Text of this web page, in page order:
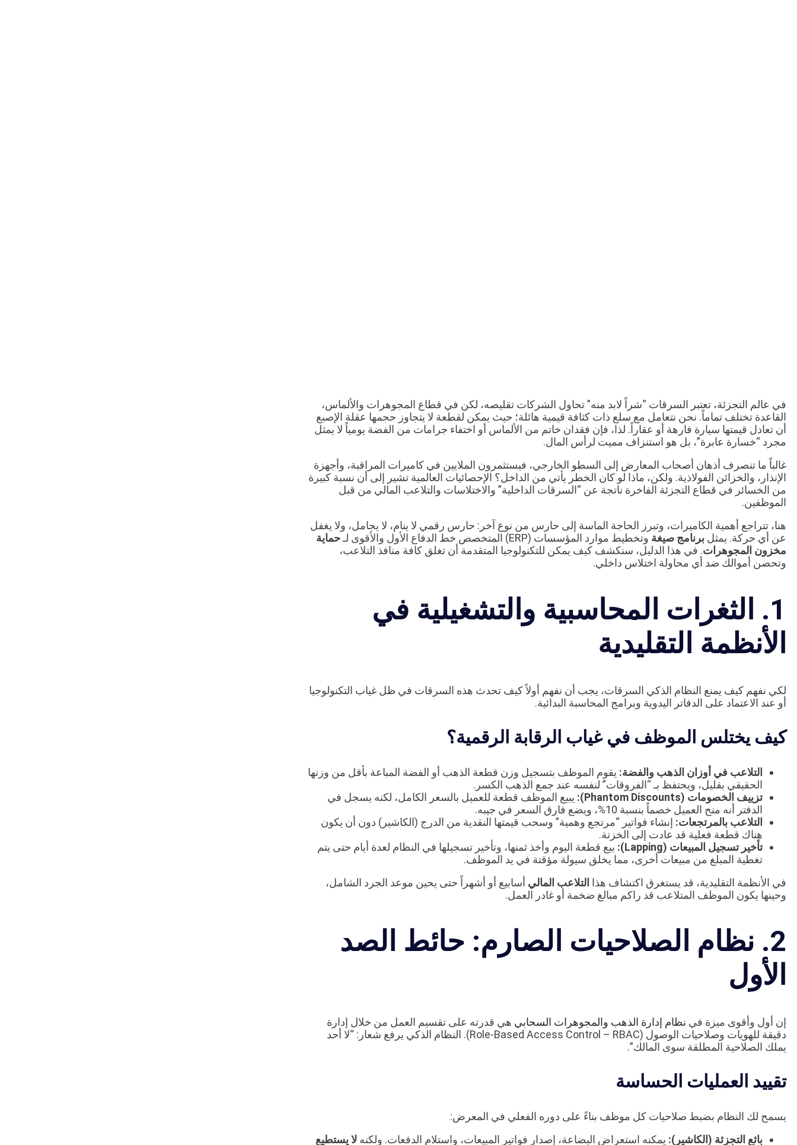
في عالم التجزئة، تعتبر السرقات “شراً لابد منه” تحاول الشركات تقليصه، لكن في قطاع المجوهرات والألماس،
القاعدة تختلف تماماً. نحن نتعامل مع سلع ذات كثافة قيمية هائلة؛ حيث يمكن لقطعة لا يتجاوز حجمها عقلة الإصبع
أن تعادل قيمتها سيارة فارهة أو عقاراً. لذا، فإن فقدان خاتم من الألماس أو اختفاء جرامات من الفضة يومياً لا يمثل
مجرد “خسارة عابرة”، بل هو استنزاف مميت لرأس المال.
غالباً ما تنصرف أذهان أصحاب المعارض إلى السطو الخارجي، فيستثمرون الملايين في كاميرات المراقبة، وأجهزة
الإنذار، والخزائن الفولاذية. ولكن، ماذا لو كان الخطر يأتي من الداخل؟ الإحصائيات العالمية تشير إلى أن نسبة كبيرة
من الخسائر في قطاع التجزئة الفاخرة ناتجة عن “السرقات الداخلية” والاختلاسات والتلاعب المالي من قبل
الموظفين.
هنا، تتراجع أهمية الكاميرات، وتبرز الحاجة الماسة إلى حارس من نوع آخر: حارس رقمي لا ينام، لا يجامل، ولا يغفل
عن أي حركة. يمثل برنامج صيغة وتخطيط موارد المؤسسات (ERP) المتخصص خط الدفاع الأول والأقوى لـ
حماية
مخزون المجوهرات. في هذا الدليل، سنكشف كيف يمكن للتكنولوجيا المتقدمة أن تغلق كافة منافذ التلاعب،
وتحصن أموالك ضد أي محاولة اختلاس داخلي.
1. الثغرات المحاسبية والتشغيلية في
الأنظمة التقليدية
لكي نفهم كيف يمنع النظام الذكي السرقات، يجب أن نفهم أولاً كيف تحدث هذه السرقات في ظل غياب التكنولوجيا
أو عند الاعتماد على الدفاتر اليدوية وبرامج المحاسبة البدائية.
كيف يختلس الموظف في غياب الرقابة الرقمية؟
التلاعب في أوزان الذهب والفضة: يقوم الموظف بتسجيل وزن قطعة الذهب أو الفضة المباعة بأقل من وزنها
الحقيقي بقليل، ويحتفظ بـ “الفروقات” لنفسه عند جمع الذهب الكسر.
تزييف الخصومات (Phantom Discounts):
يبيع الموظف قطعة للعميل بالسعر الكامل، لكنه يسجل في
الدفتر أنه منح العميل خصماً بنسبة 10%، ويضع فارق السعر في جيبه.
التلاعب بالمرتجعات: إنشاء فواتير “مرتجع وهمية” وسحب قيمتها النقدية من الدرج (الكاشير) دون أن يكون
هناك قطعة فعلية قد عادت إلى الخزنة.
تأخير تسجيل المبيعات (Lapping):
بيع قطعة اليوم وأخذ ثمنها، وتأخير تسجيلها في النظام لعدة أيام حتى يتم
تغطية المبلغ من مبيعات أخرى، مما يخلق سيولة مؤقتة في يد الموظف.
في الأنظمة التقليدية، قد يستغرق اكتشاف هذا التلاعب المالي أسابيع أو أشهراً حتى يحين موعد الجرد الشامل،
وحينها يكون الموظف المتلاعب قد راكم مبالغ ضخمة أو غادر العمل.
2. نظام الصلاحيات الصارم: حائط الصد
الأول
إن أول وأقوى ميزة في نظام إدارة الذهب والمجوهرات السحابي هي قدرته على تقسيم العمل من خلال إدارة
دقيقة للهويات وصلاحيات الوصول (Role-Based Access Control – RBAC). النظام الذكي يرفع شعار: “لا أحد
يملك الصلاحية المطلقة سوى المالك”.
تقييد العمليات الحساسة
يسمح لك النظام بضبط صلاحيات كل موظف بناءً على دوره الفعلي في المعرض:
بائع التجزئة (الكاشير): يمكنه استعراض البضاعة، إصدار فواتير المبيعات، واستلام الدفعات. ولكنه لا يستطيع